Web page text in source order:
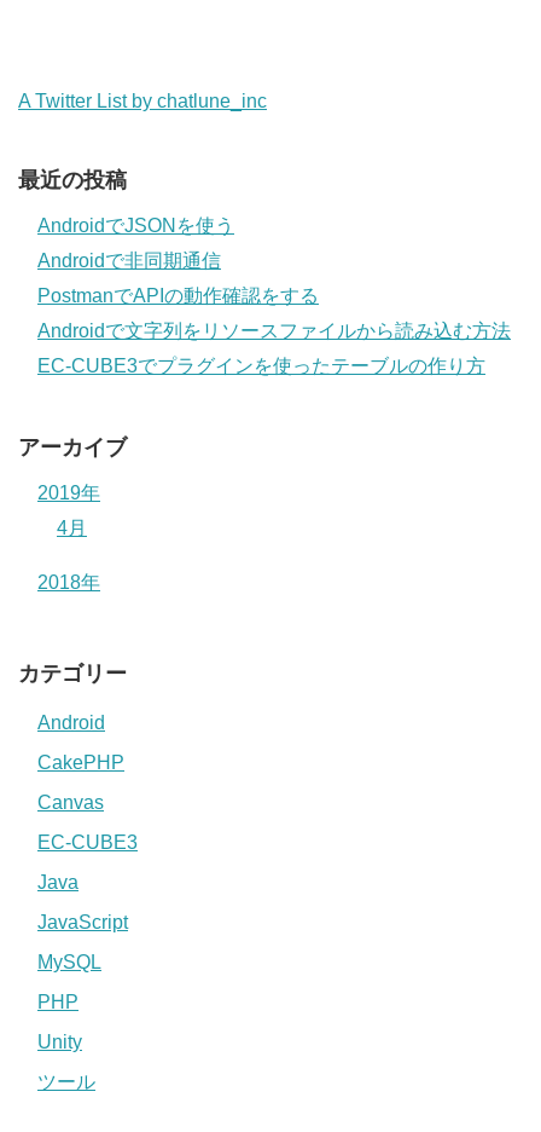
A Twitter List by chatlune_inc
最近の投稿
AndroidでJSONを使う
Androidで非同期通信
PostmanでAPIの動作確認をする
Androidで文字列をリソースファイルから読み込む方法
EC-CUBE3でプラグインを使ったテーブルの作り方
アーカイブ
2019年
4月
2018年
カテゴリー
Android
CakePHP
Canvas
EC-CUBE3
Java
JavaScript
MySQL
PHP
Unity
ツール